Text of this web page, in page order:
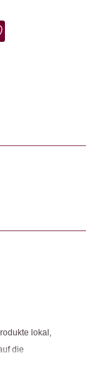
lokal,
die